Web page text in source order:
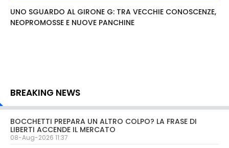
UNO SGUARDO AL GIRONE G: TRA VECCHIE CONOSCENZE,
NEOPROMOSSE E NUOVE PANCHINE
BREAKING NEWS
BOCCHETTI PREPARA UN ALTRO COLPO? LA FRASE DI
LIBERTI ACCENDE IL MERCATO
08-Aug-2026 11:37